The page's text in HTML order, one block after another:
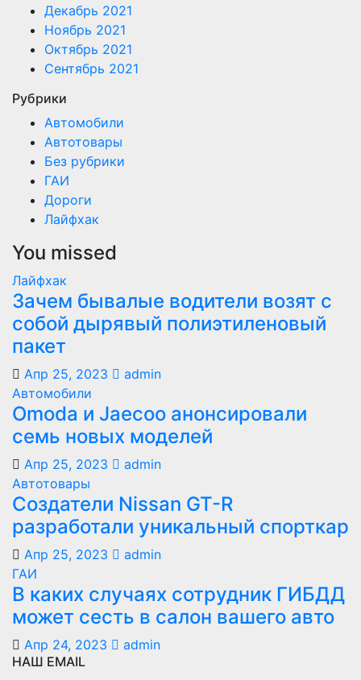
Декабрь 2021
Ноябрь 2021
Октябрь 2021
Сентябрь 2021
Рубрики
Автомобили
Автотовары
Без рубрики
ГАИ
Дороги
Лайфхак
You missed
Лайфхак
Зачем бывалые водители возят с
собой дырявый полиэтиленовый
пакет
Апр 25, 2023
admin
Автомобили
Оmoda и Jaecoo анонсировали
семь новых моделей
Апр 25, 2023
admin
Автотовары
Создатели Nissan GT-R
разработали уникальный спорткар
Апр 25, 2023
admin
ГАИ
В каких случаях сотрудник ГИБДД
может сесть в салон вашего авто
Апр 24, 2023
admin
НАШ EMAIL